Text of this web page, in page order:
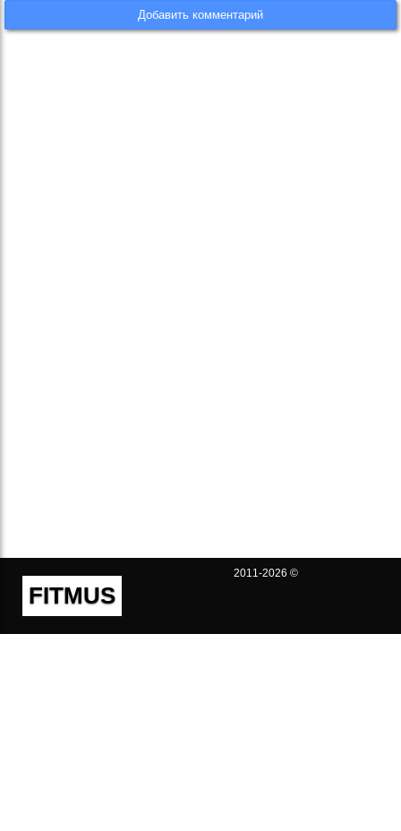
Добавить комментарий
FITMUS
2011-2026 ©